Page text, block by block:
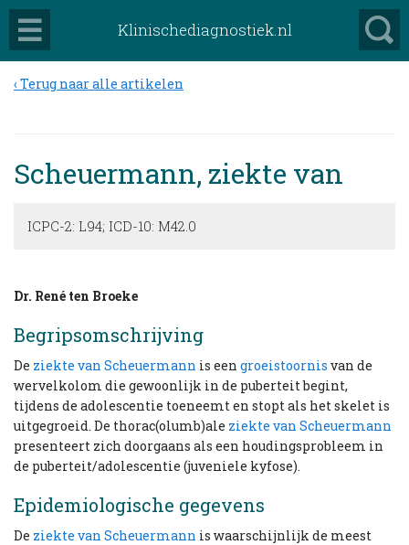
Klinischediagnostiek.nl
Terug naar alle artikelen
Scheuermann, ziekte van
ICPC-2: L94; ICD-10: M42.0
Dr. René ten Broeke
Begripsomschrijving
De ziekte van Scheuermann is een groeistoornis van de
wervelkolom die gewoonlijk in de puberteit begint,
tijdens de adolescentie toeneemt en stopt als het skelet is
uitgegroeid. De thorac(olumb)ale ziekte van Scheuermann
presenteert zich doorgaans als een houdingsprobleem in
de puberteit/adolescentie (juveniele kyfose).
Epidemiologische gegevens
De ziekte van Scheuermann is waarschijnlijk de meest